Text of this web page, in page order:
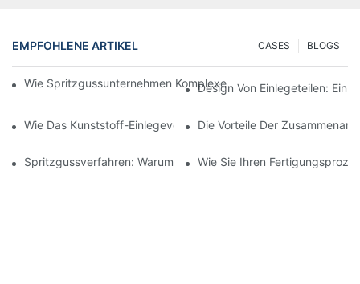
EMPFOHLENE ARTIKEL BLOGS
CASES
Wie Spritzgussunternehmen Komplexe Designanforderungen
Design Von Einlegeteilen: Ein
Wie Das Kunststoff-Einlegeverfahren Für Hochpräzise
Die Vorteile Der
Spritzgussverfahren: Warum Es Die Beste Wahl Für Langlebige
Wie Sie Ihren